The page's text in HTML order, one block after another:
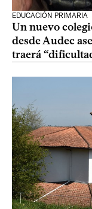
EDUCACIÓN PRIMARIA
Un nuevo
desde Audec
traerá